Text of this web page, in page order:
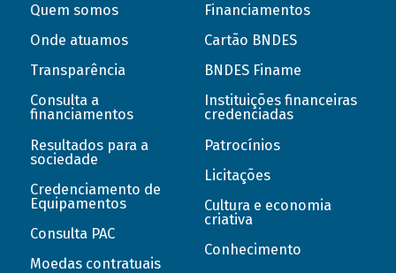
Quem somos
Onde atuamos
Transparência
Consulta a
financiamentos
Resultados para a
sociedade
Credenciamento de
Equipamentos
Consulta PAC
Moedas contratuais
Financiamentos
Cartão BNDES
BNDES Finame
Instituições financeiras
credenciadas
Patrocínios
Licitações
Cultura e economia
criativa
Conhecimento